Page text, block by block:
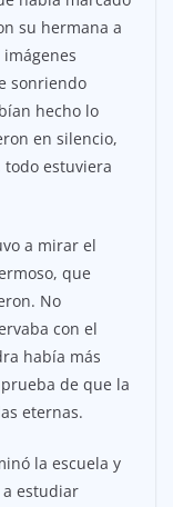
su hermana a
sonriendo
hecho lo
en silencio,
todo estuviera
a mirar el
que
No
con el
había más
de que la
eternas.
la escuela y
estudiar